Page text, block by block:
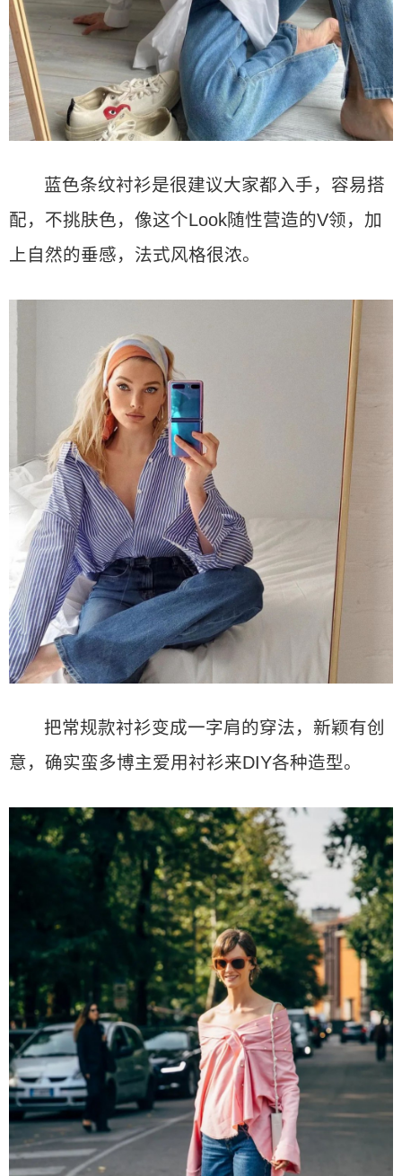
蓝色条纹衬衫是很建议大家都入手，容易搭
配，不挑肤色，像这个Look随性营造的V领，加
上自然的垂感，法式风格很浓。
把常规款衬衫变成一字肩的穿法，新颖有创
意，确实蛮多博主爱用衬衫来DIY各种造型。